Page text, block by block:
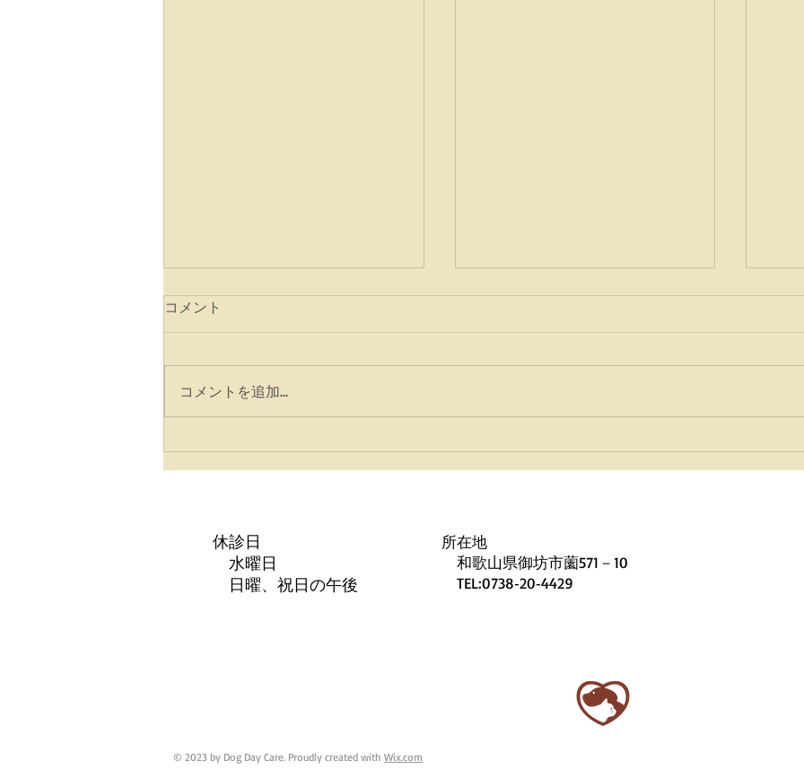
☆臨時休診日変更☆
せ⛄
コメント
コメントを追加…
休診日
水曜日
日曜、祝日の午後
所在地
和歌山県御坊市薗571－10
TEL:0738‐20‐4429
© 2023 by Dog Day Care. Proudly created with Wix.com